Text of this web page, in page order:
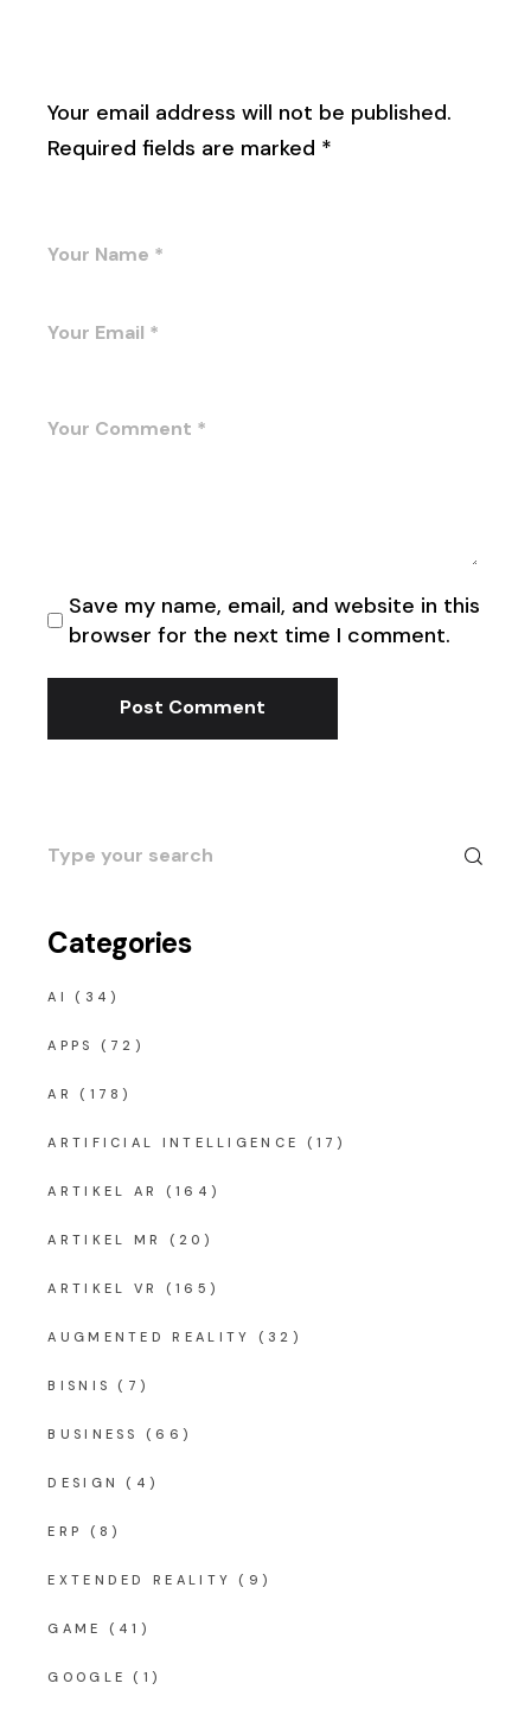
Your email address will not be published.
Required fields are marked *
Save my name, email, and website in this
browser for the next time I comment.
Post Comment
Search
for:
Categories
AI (34)
APPS (72)
AR (178)
ARTIFICIAL INTELLIGENCE (17)
ARTIKEL AR (164)
ARTIKEL MR (20)
ARTIKEL VR (165)
AUGMENTED REALITY (32)
BISNIS (7)
BUSINESS (66)
DESIGN (4)
ERP (8)
EXTENDED REALITY (9)
GAME (41)
GOOGLE (1)